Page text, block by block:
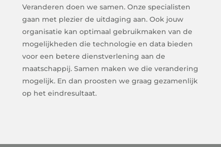
Veranderen doen we samen. Onze specialisten
gaan met plezier de uitdaging aan. Ook jouw
organisatie kan optimaal gebruikmaken van de
mogelijkheden die technologie en data bieden
voor een betere dienstverlening aan de
maatschappij. Samen maken we die verandering
mogelijk. En dan proosten we graag gezamenlijk
op het eindresultaat.